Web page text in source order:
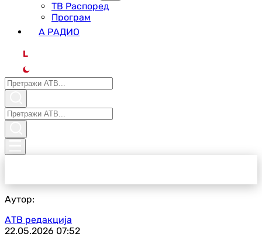
ТВ Распоред
Програм
А РАДИО
L
Аутор:
АТВ редакција
22.05.2026 07:52